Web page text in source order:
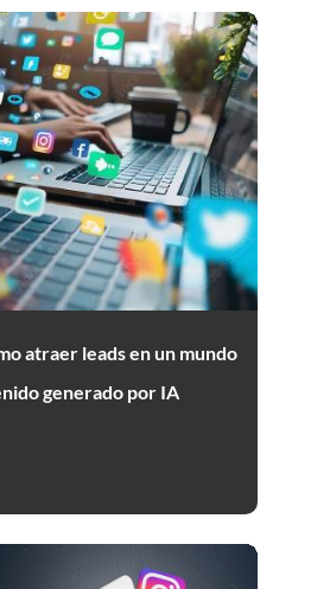
atraer leads en un mundo
generado por IA